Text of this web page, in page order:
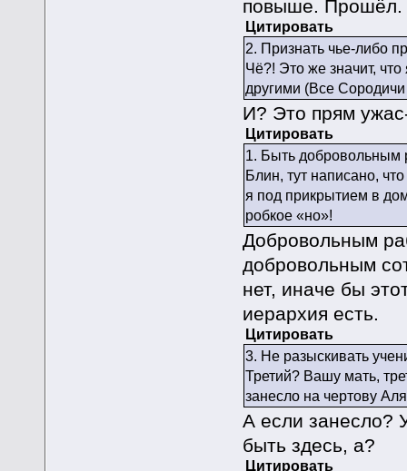
повыше. Прошёл.
Цитировать
2. Признать чье-либо
Чё?! Это же значит,
другими (Все
И? Это прям
Цитировать
1. Быть добровольным
Блин, тут написано,
я под прикрытием в
робкое «но»!
Добровольным
добровольным
нет, иначе бы
иерархия есть.
Цитировать
3. Не разыскивать
Третий? Вашу мать,
занесло на чертову
А если занесло?
быть здесь, а?
Цитировать